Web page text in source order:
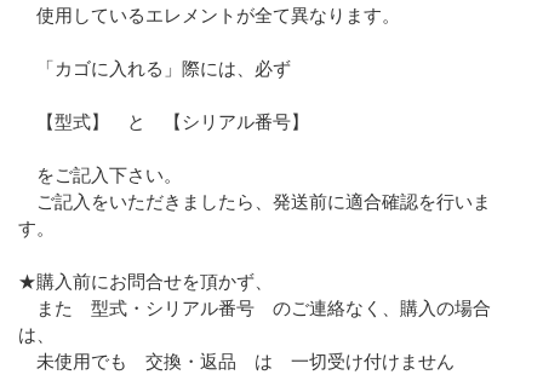
使用しているエレメントが全て異なります。
「カゴに入れる」際には、必ず
【型式】 と 【シリアル番号】
をご記入下さい。
ご記入をいただきましたら、発送前に適合確認を行いま
す。
★購入前にお問合せを頂かず、
また 型式・シリアル番号 のご連絡なく、購入の場合
は、
未使用でも 交換・返品 は 一切受け付けません